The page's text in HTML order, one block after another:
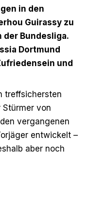
in den
Guirassy zu
Bundesliga.
Dortmund
und
treffsichersten
Stürmer von
vergangenen
entwickelt –
aber noch